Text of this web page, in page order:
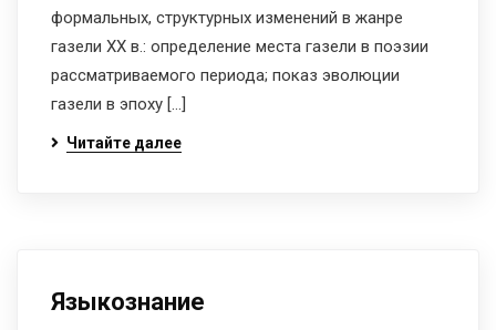
формальных, структурных изменений в жанре
газели XX в.: определение места газели в поэзии
рассматриваемого периода; показ эволюции
газели в эпоху […]
Читайте далее
Языкознание